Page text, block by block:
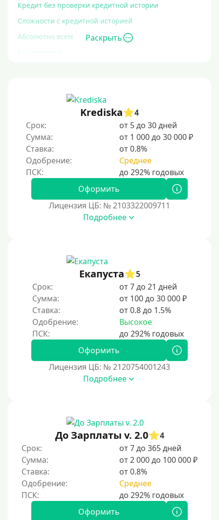
Кредит без проверки кредитной истории
Сложности с кредитной историей
Абсолютно всем
Без проверок
На карту без отказа
Залог
Под залог ПТС
Без залога
Под залог
Под залог недвижимости
Под ПТС спецтехники
Под ПТС грузового автомобиля
Авто без ПТС
Цель
На Новый Год
Чтобы улучшить кредитную историю, важно
своевременно погашать текущие долги, избегать
просрочек и регулярно проверять кредитный отчет.
Также можно воспользоваться услугами финансовых
На погашение прочих кредитных обязательств
До зарплаты
Для ИП
Для бизнеса
Документы
Раскрыть
Krediska
4
Срок:
от 5 до 30 дней
Сумма:
от 1 000 до 30 000 ₽
Ставка:
от 0.8%
Одобрение:
Среднее
Оформить
Лицензия ЦБ: № 2103322009711
Подробнее
Екапуста
5
Срок:
от 7 до 21 дней
Сумма:
от 100 до 30 000 ₽
Ставка:
от 0.8 до 1.5%
Одобрение:
Высокое
Оформить
Лицензия ЦБ: № 2120754001243
Подробнее
До Зарплаты v. 2.0
4
Срок:
от 7 до 365 дней
Сумма:
от 2 000 до 100 000 ₽
Ставка:
от 0.8%
Одобрение:
Среднее
Оформить